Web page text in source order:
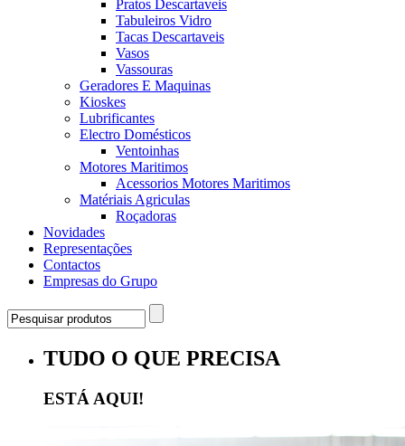
Pratos Descartaveis
Tabuleiros Vidro
Tacas Descartaveis
Vasos
Vassouras
Geradores E Maquinas
Kioskes
Lubrificantes
Electro Domésticos
Ventoinhas
Motores Maritimos
Acessorios Motores Maritimos
Matériais Agriculas
Roçadoras
Novidades
Representações
Contactos
Empresas do Grupo
TUDO O QUE PRECISA
ESTÁ AQUI!